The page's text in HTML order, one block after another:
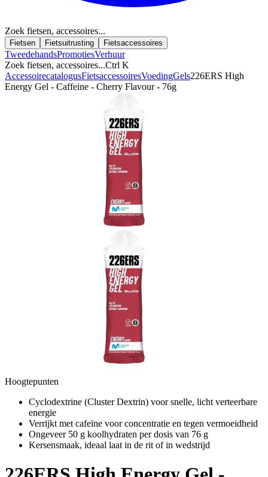
Zoek fietsen, accessoires...
Fietsen Fietsuitrusting Fietsaccessoires
TweedehandsPromotiesVerhuur
Zoek fietsen, accessoires...Ctrl K
AccessoirecatalogusFietsaccessoiresVoedingGels226ERS High
Energy Gel - Caffeine - Cherry Flavour - 76g
Hoogtepunten
Cyclodextrine (Cluster Dextrin) voor snelle, licht verteerbare
energie
Verrijkt met cafeïne voor concentratie en tegen vermoeidheid
Ongeveer 50 g koolhydraten per dosis van 76 g
Kersensmaak, ideaal laat in de rit of in wedstrijd